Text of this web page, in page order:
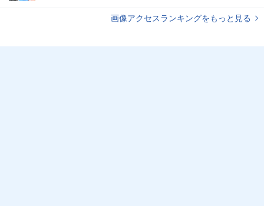
画像アクセスランキングをもっと見る